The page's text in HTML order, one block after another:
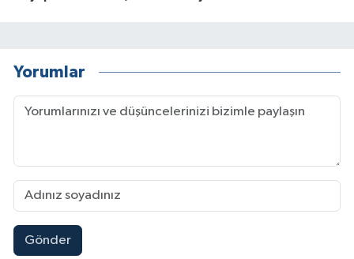
Yorumlar
Gönder